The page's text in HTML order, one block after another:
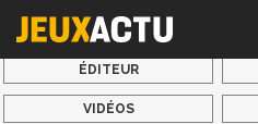
ÉDITEUR
VIDÉOS